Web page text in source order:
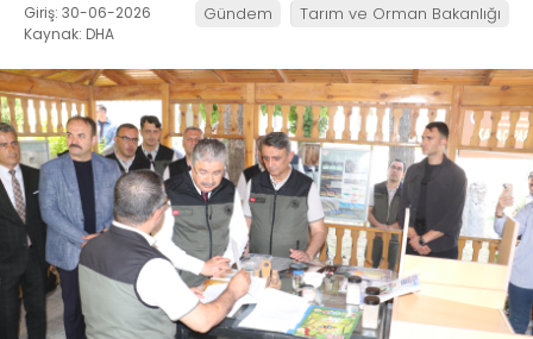
Giriş: 30-06-2026
Kaynak: DHA
Gündem Tarım ve Orman Bakanlığı